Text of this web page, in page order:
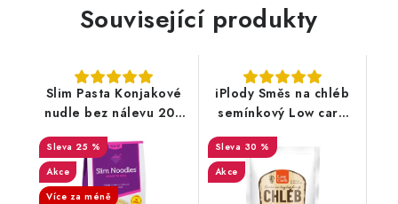
Související produkty
Slim Pasta Konjakové
nudle bez nálevu 200
25 %
Akce
Více za méně
iPlody Směs na chléb
semínkový Low carb
125g
30 %
Akce